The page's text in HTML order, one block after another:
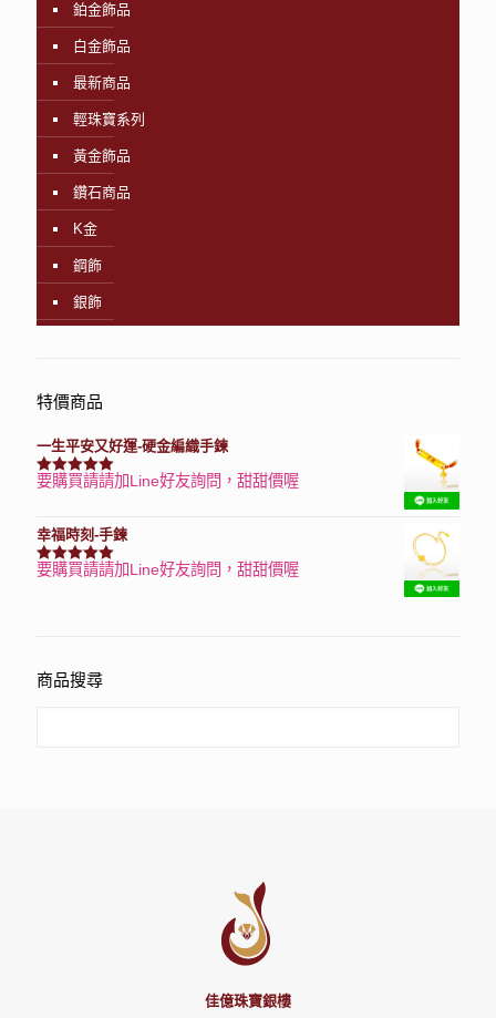
鉑金飾品
白金飾品
最新商品
輕珠寶系列
黃金飾品
鑽石商品
K金
鋼飾
銀飾
特價商品
一生平安又好運-硬金編織手鍊
評分7740滿分 5
要購買請請加Line好友詢問，甜甜價喔
幸福時刻-手鍊
評分3150滿分 5
要購買請請加Line好友詢問，甜甜價喔
商品搜尋
佳億珠寶銀樓